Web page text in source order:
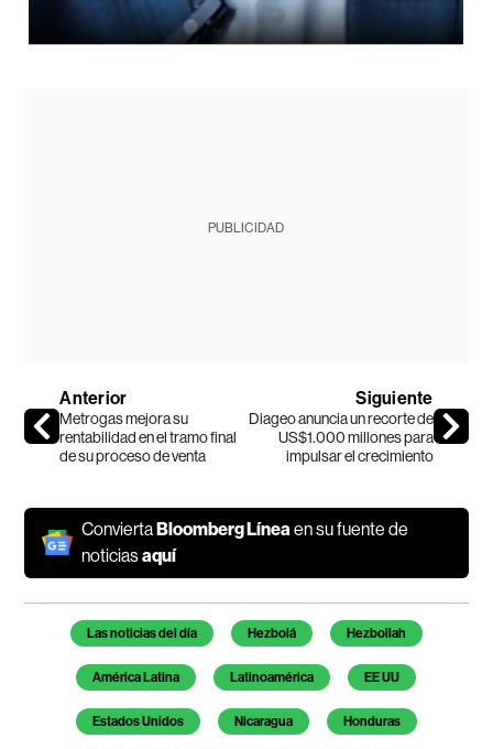
PUBLICIDAD
Anterior
Metrogas mejora su
rentabilidad en el tramo final
de su proceso de venta
Siguiente
Diageo anuncia un recorte de
US$1.000 millones para
impulsar el crecimiento
ConviertaBloomberg Línea en su fuente de
noticiasaquí
Temas de este artículo
Las noticias del día Hezbolá Hezbollah
América Latina Latinoamérica EE UU
Estados Unidos Nicaragua Honduras